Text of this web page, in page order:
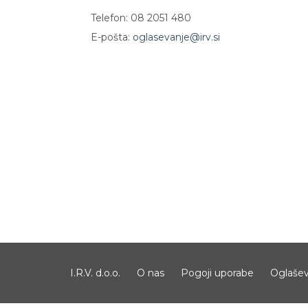
Telefon: 08 2051 480
E-pošta: oglasevanje@irv.si
I.R.V. d.o.o. O nas Pogoji uporabe